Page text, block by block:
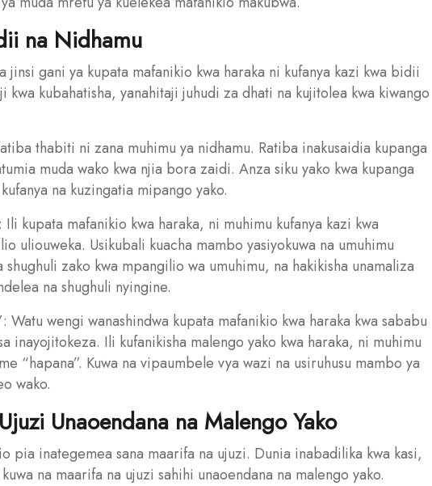
na Nidhamu
jinsi gani ya kupata mafanikio kwa haraka ni kufanya kazi kwa bidii
kwa kubahatisha, yanahitaji juhudi za dhati na kujitolea kwa kiwango
thabiti ni zana muhimu ya nidhamu. Ratiba inakusaidia kupanga
muda wako kwa njia bora zaidi. Anza siku yako kwa kupanga
na kuzingatia mipango yako.
kupata mafanikio kwa haraka, ni muhimu kufanya kazi kwa
uliouweka. Usikubali kuacha mambo yasiyokuwa na umuhimu
shughuli zako kwa mpangilio wa umuhimu, na hakikisha unamaliza
na shughuli nyingine.
Watu wengi wanashindwa kupata mafanikio kwa haraka kwa sababu
inayojitokeza. Ili kufanikisha malengo yako kwa haraka, ni muhimu
“hapana”. Kuwa na vipaumbele vya wazi na usiruhusu mambo ya
wako.
Unaoendana na Malengo Yako
pia inategemea sana maarifa na ujuzi. Dunia inabadilika kwa kasi,
na maarifa na ujuzi sahihi unaoendana na malengo yako.